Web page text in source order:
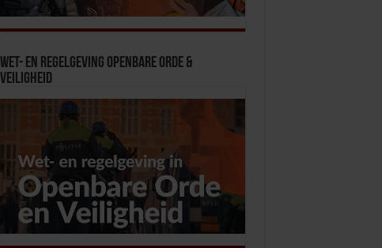
Wet- en Regelgeving Openbare Orde &
Veiligheid